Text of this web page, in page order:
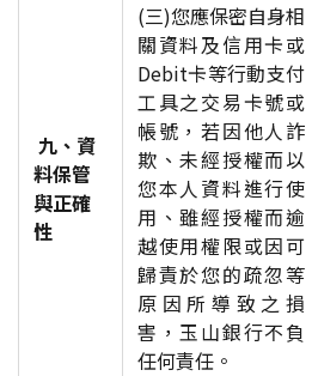
九、資
料保管
與正確
性
(三)您應保密自身相
關資料及信用卡或
Debit卡等行動支付
工具之交易卡號或
帳號，若因他人詐
欺、未經授權而以
您本人資料進行使
用、雖經授權而逾
越使用權限或因可
歸責於您的疏忽等
原因所導致之損
害，玉山銀行不負
任何責任。